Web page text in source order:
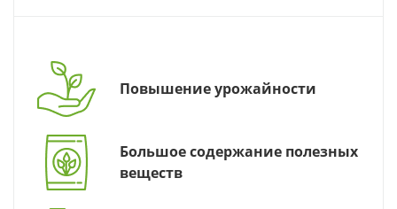
Повышение урожайности
Большое содержание полезных
веществ